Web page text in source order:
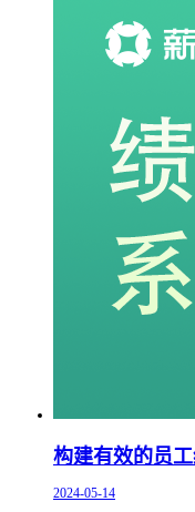
构建有效的员
2024-05-14